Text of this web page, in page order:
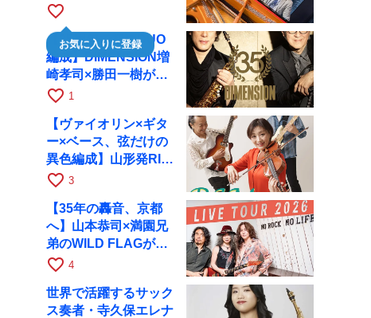
一が11月12日に京都
RAGへ
favorite_border
お気に入りに登録
【35周年で初のDUO
編成】DIMENSION増
崎孝司×勝田一樹が10
月11日に京都RAGへ
favorite_border 1
【ヴァイオリン×ギタ
ー×ベース、弦だけの
異色編成】山形発RIM
が初全国ツアーで8月
favorite_border 3
【35年の轟音、京都
へ】山本恭司×満園兄
弟のWILD FLAGが8
月6日にRAGでライブ
favorite_border 4
世界で活躍するサック
ス奏者・寺久保エレナ